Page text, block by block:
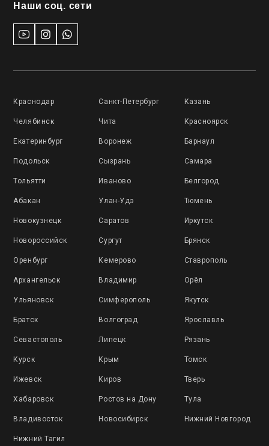
Наши соц. сети
Краснодар Санкт-Петербург Казань
Челябинск Чита Красноярск
Екатеринбург Воронеж Барнаул
Подольск Сызрань Самара
Тольятти Иваново Белгород
Абакан Улан-Удэ Тюмень
Новокузнецк Саратов Иркутск
Новороссийск Сургут Брянск
Оренбург Кемерово Ставрополь
Архангельск Владимир Орёл
Ульяновск Симферополь Якутск
Братск Волгоград Ярославль
Севастополь Липецк Рязань
Курск Крым Томск
Ижевск Киров Тверь
Хабаровск Ростов на Дону Тула
Владивосток Новосибирск Нижний Новгород
Нижний Тагил